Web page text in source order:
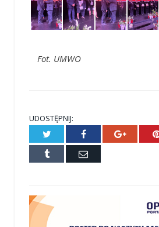
Fot. UMWO
UDOSTĘPNIJ:
Twitter Facebook Google+
Tumblr
E-